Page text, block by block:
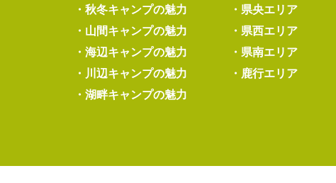
・ 秋冬キャンプの魅力
・ 山間キャンプの魅力
・ 海辺キャンプの魅力
・ 川辺キャンプの魅力
・ 湖畔キャンプの魅力
・ 県央エリア
・ 県西エリア
・ 県南エリア
・ 鹿行エリア